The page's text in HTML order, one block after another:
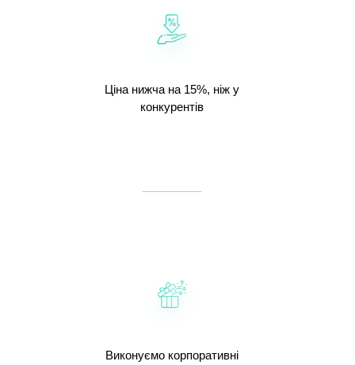
Ціна нижча на 15%, ніж у
конкурентів
Виконуємо корпоративні